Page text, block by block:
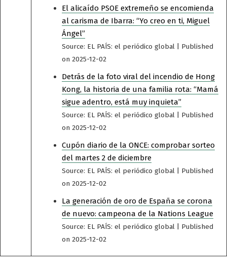
El alicaído PSOE extremeño se encomienda
al carisma de Ibarra: “Yo creo en ti, Miguel
Ángel”
Source: EL PAÍS: el periódico global
Published
on 2025-12-02
Detrás de la foto viral del incendio de Hong
Kong, la historia de una familia rota: “Mamá
sigue adentro, está muy inquieta”
Source: EL PAÍS: el periódico global
Published
on 2025-12-02
Cupón diario de la ONCE: comprobar sorteo
del martes 2 de diciembre
Source: EL PAÍS: el periódico global
Published
on 2025-12-02
La generación de oro de España se corona
de nuevo: campeona de la Nations League
Source: EL PAÍS: el periódico global
Published
on 2025-12-02